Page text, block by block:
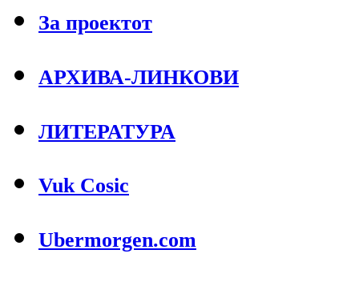
За проектот
АРХИВА-ЛИНКОВИ
ЛИТЕРАТУРА
Vuk Cosic
Ubermorgen.com